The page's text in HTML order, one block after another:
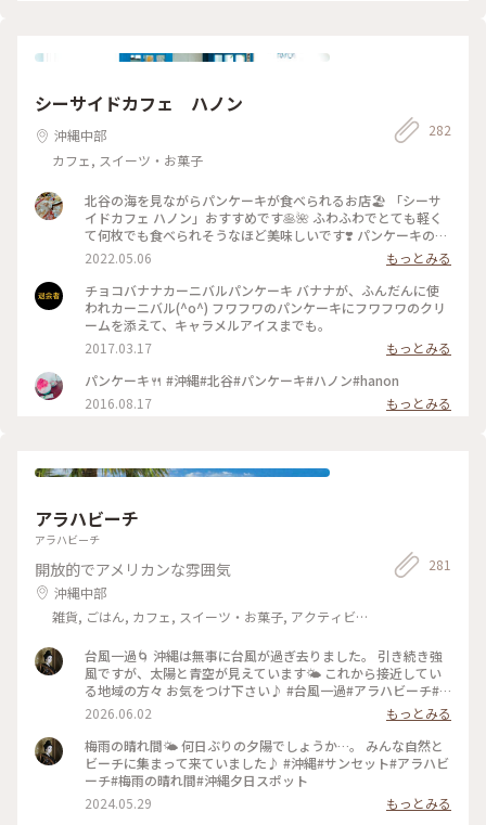
シーサイドカフェ ハノン
沖縄中部
カフェ, スイーツ・お菓子
282
北谷の海を見ながらパンケーキが食べられるお店🏖 「シーサ
イドカフェ ハノン」おすすめです🥞🌺 ふわふわでとても軽く
て何枚でも食べられそうなほど美味しいです❣️ パンケーキの甘
さも控えめ！生クリームも甘すぎなくて好みでした✨✨ #沖縄
#沖縄カフェ
2022.05.06
もっとみる
チョコバナナカーニバルパンケーキ バナナが、ふんだんに使
われカーニバル(^o^) フワフワのパンケーキにフワフワのクリ
ームを添えて、キャラメルアイスまでも。
2017.03.17
もっとみる
パンケーキ🍴 #沖縄#北谷#パンケーキ#ハノン#hanon
2016.08.17
もっとみる
アラハビーチ
アラハビーチ
開放的でアメリカンな雰囲気
沖縄中部
雑貨, ごはん, カフェ, スイーツ・お菓子, アクティビ
げ
281
台風一過🌀 沖縄は無事に台風が過ぎ去りました。 引き続き強
風ですが、太陽と青空が見えています🌤️ これから接近してい
る地域の方々 お気をつけ下さい♪ #台風一過#アラハビーチ#
北谷町
2026.06.02
もっとみる
梅雨の晴れ間🌤️ 何日ぶりの夕陽でしょうか…。 みんな自然と
ビーチに集まって来ていました♪ #沖縄#サンセット#アラハビ
ーチ#梅雨の晴れ間#沖縄夕日スポット
2024.05.29
もっとみる